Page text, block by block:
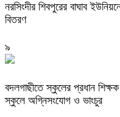
নরসিংদীর শিবপুরের বাঘাব
বিতরণ
৯
বদলগাছীতে স্কুলের প্রধান শিক্ষক
স্কুলে অগ্নিসংযোগ ও ভাংচুর